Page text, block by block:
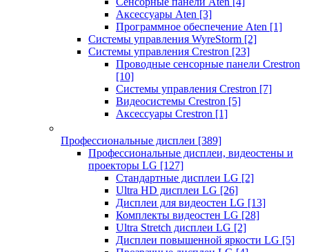
Аксессуары Aten [3]
Программное обеспечение Aten [1]
Системы управления WyreStorm [2]
Системы управления Crestron [23]
Проводные сенсорные панели Crestron
[10]
Системы управления Crestron [7]
Видеосистемы Crestron [5]
Аксессуары Crestron [1]
Профессиональные дисплеи [389]
Профессиональные дисплеи, видеостены и
проекторы LG [127]
Стандартные дисплеи LG [2]
Ultra HD дисплеи LG [26]
Дисплеи для видеостен LG [13]
Комплекты видеостен LG [28]
Ultra Stretch дисплеи LG [2]
Дисплеи повышенной яркости LG [5]